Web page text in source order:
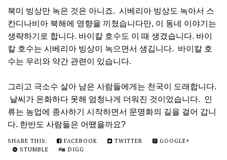
북미 빙상만 녹은 것은 아니죠. 시베리아 빙상도 녹아서 스
칸디나비아 북해에 영향을 끼쳤습니다만, 이 동네 이야기는
생략하기로 합니다. 바이칼 호수도 이 때 생겼습니다. 바이
칼 호수는 시베리아 빙상이 녹으면서 생깁니다. 바이칼 호
수는 우리와 약간 관련이 있습니다.
그리고 극소수 살아 남은 사람들에게는 천국이 도래합니다.
날씨가 온화하다 못해 엄청나게 더워진 것이었습니다. 인
류는 농업에 종사하기 시작하면서 문명화의 길을 걸어 갑니
다. 한반도 사람들은 어땠을까요?
SHARE THIS: FACEBOOK TWITTER
GOOGLE+
STUMBLE
DIGG